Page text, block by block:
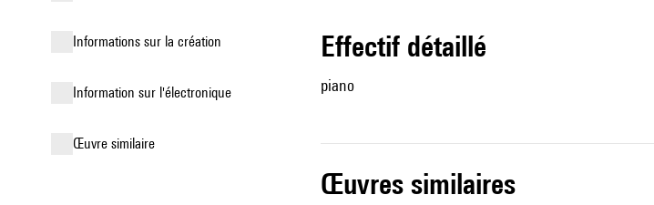
informations sur la création
Information sur l'électronique
œuvre similaire
effectif détaillé
piano
œuvres similaires